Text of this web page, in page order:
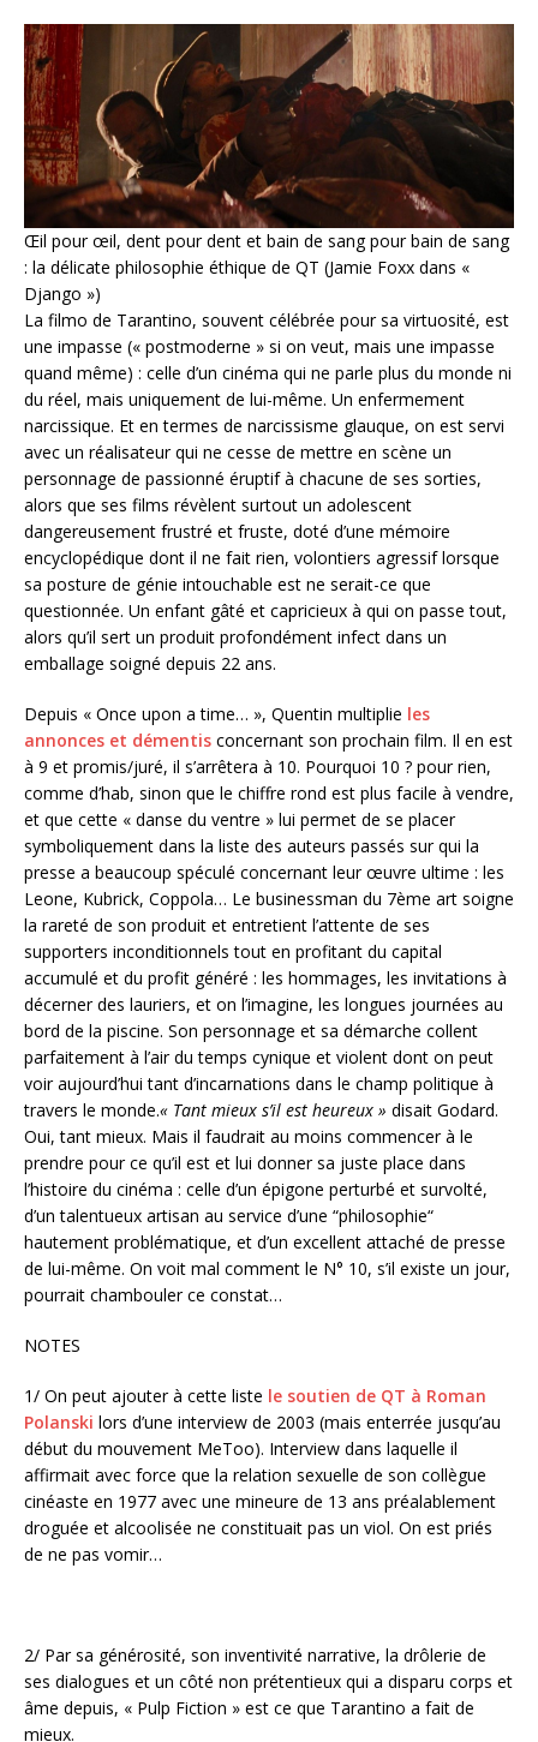
Œil pour œil, dent pour dent et bain de sang pour bain de sang
: la délicate philosophie éthique de QT (Jamie Foxx dans «
Django »)
La filmo de Tarantino, souvent célébrée pour sa virtuosité, est
une impasse (« postmoderne » si on veut, mais une impasse
quand même) : celle d’un cinéma qui ne parle plus du monde ni
du réel, mais uniquement de lui-même. Un enfermement
narcissique. Et en termes de narcissisme glauque, on est servi
avec un réalisateur qui ne cesse de mettre en scène un
personnage de passionné éruptif à chacune de ses sorties,
alors que ses films révèlent surtout un adolescent
dangereusement frustré et fruste, doté d’une mémoire
encyclopédique dont il ne fait rien, volontiers agressif lorsque
sa posture de génie intouchable est ne serait-ce que
questionnée. Un enfant gâté et capricieux à qui on passe tout,
alors qu’il sert un produit profondément infect dans un
emballage soigné depuis 22 ans.
Depuis « Once upon a time… », Quentin multiplie les
annonces et démentis concernant son prochain film. Il en est
à 9 et promis/juré, il s’arrêtera à 10. Pourquoi 10 ? pour rien,
comme d’hab, sinon que le chiffre rond est plus facile à vendre,
et que cette « danse du ventre » lui permet de se placer
symboliquement dans la liste des auteurs passés sur qui la
presse a beaucoup spéculé concernant leur œuvre ultime : les
Leone, Kubrick, Coppola… Le businessman du 7ème art soigne
la rareté de son produit et entretient l’attente de ses
supporters inconditionnels tout en profitant du capital
accumulé et du profit généré : les hommages, les invitations à
décerner des lauriers, et on l’imagine, les longues journées au
bord de la piscine. Son personnage et sa démarche collent
parfaitement à l’air du temps cynique et violent dont on peut
voir aujourd’hui tant d’incarnations dans le champ politique à
travers le monde.« Tant mieux s’il est heureux » disait Godard.
Oui, tant mieux. Mais il faudrait au moins commencer à le
prendre pour ce qu’il est et lui donner sa juste place dans
l’histoire du cinéma : celle d’un épigone perturbé et survolté,
d’un talentueux artisan au service d’une “philosophie“
hautement problématique, et d’un excellent attaché de presse
de lui-même. On voit mal comment le N° 10, s’il existe un jour,
pourrait chambouler ce constat…
NOTES
1/ On peut ajouter à cette liste le soutien de QT à Roman
Polanski lors d’une interview de 2003 (mais enterrée jusqu’au
début du mouvement MeToo). Interview dans laquelle il
affirmait avec force que la relation sexuelle de son collègue
cinéaste en 1977 avec une mineure de 13 ans préalablement
droguée et alcoolisée ne constituait pas un viol. On est priés
de ne pas vomir…
2/ Par sa générosité, son inventivité narrative, la drôlerie de
ses dialogues et un côté non prétentieux qui a disparu corps et
âme depuis, « Pulp Fiction » est ce que Tarantino a fait de
mieux.